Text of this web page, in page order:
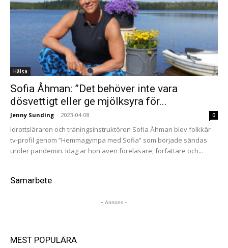
Hälsa
Sofia Åhman: ”Det behöver inte vara
dösvettigt eller ge mjölksyra för...
Jenny Sunding - 2023-04-08 0
Idrottsläraren och träningsinstruktören Sofia Åhman blev folkkär
tv-profil genom ”Hemmagympa med Sofia” som började sändas
under pandemin. Idag är hon även föreläsare, författare och...
Samarbete
- Annons -
MEST POPULÄRA